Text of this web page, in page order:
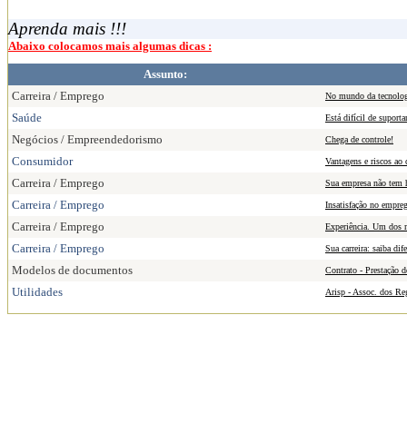
Aprenda mais !!!
Abaixo colocamos mais algumas dicas :
Assunto:
Carreira / Emprego
No mundo da
Saúde Está difícil de
Negócios / Empreendedorismo Chega de controle!
Consumidor Vantagens e riscos ao
Carreira / Emprego Sua empresa não
Carreira / Emprego Insatisfação no
Carreira / Emprego Experiência. Um dos
Carreira / Emprego Sua carreira: saiba
Modelos de documentos Contrato - Prestação
Utilidades Arisp - Assoc. dos